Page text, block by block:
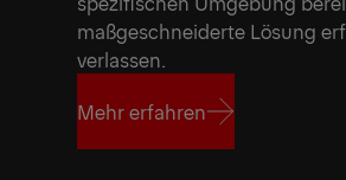
maßgeschneiderte Lösung
verlassen.
Mehr erfahren